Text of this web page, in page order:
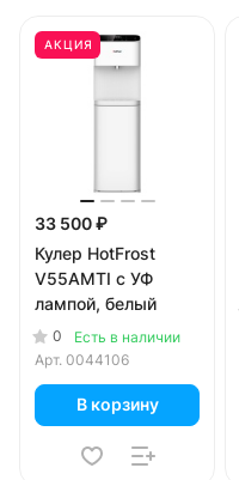
АКЦИЯ
33 500 ₽
Кулер HotFrost
V55AMTI c УФ
лампой, белый
0
Есть в наличии
Арт. 0044106
В корзину